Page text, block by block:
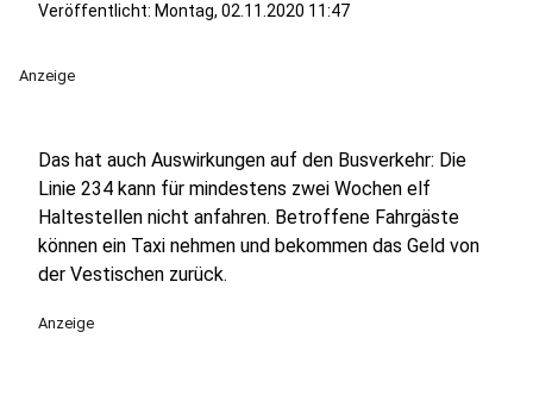
Veröffentlicht: Montag, 02.11.2020 11:47
Anzeige
Das hat auch Auswirkungen auf den Busverkehr: Die
Linie 234 kann für mindestens zwei Wochen elf
Haltestellen nicht anfahren. Betroffene Fahrgäste
können ein Taxi nehmen und bekommen das Geld von
der Vestischen zurück.
Anzeige